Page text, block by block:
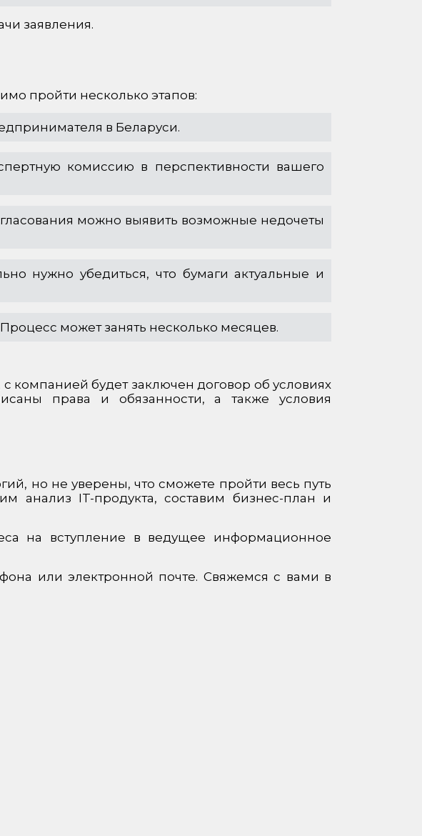
заявления.
пройти несколько этапов:
в Беларуси.
комиссию в перспективности вашего
можно выявить возможные недочеты
нужно убедиться, что бумаги актуальные и
может занять несколько месяцев.
будет заключен договор об условиях
права и обязанности, а также условия
но не уверены, что сможете пройти весь путь
анализ IT-продукта, составим бизнес-план и
на вступление в ведущее информационное
или электронной почте. Свяжемся с вами в